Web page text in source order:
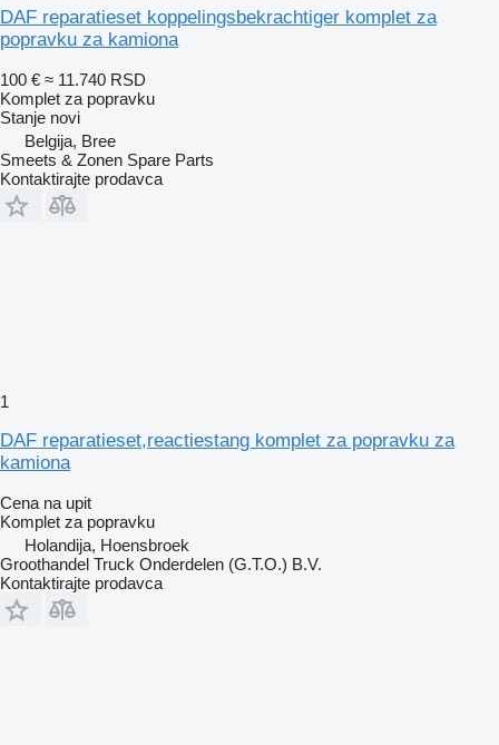
DAF reparatieset koppelingsbekrachtiger komplet za
popravku za kamiona
100 € ≈ 11.740 RSD
Komplet za popravku
Stanje novi
Belgija, Bree
Smeets & Zonen Spare Parts
Kontaktirajte prodavca
1
DAF reparatieset,reactiestang komplet za popravku za
kamiona
Cena na upit
Komplet za popravku
Holandija, Hoensbroek
Groothandel Truck Onderdelen (G.T.O.) B.V.
Kontaktirajte prodavca